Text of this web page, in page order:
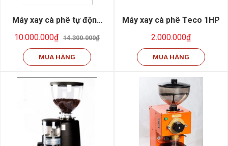
Máy xay cà phê tự động
10.000.000₫ 14.300.000₫
MUA HÀNG
Máy xay cà phê Teco 1HP
2.000.000₫
MUA HÀNG